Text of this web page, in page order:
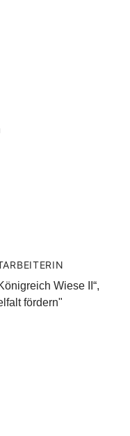
Wiese II“,
fördern"